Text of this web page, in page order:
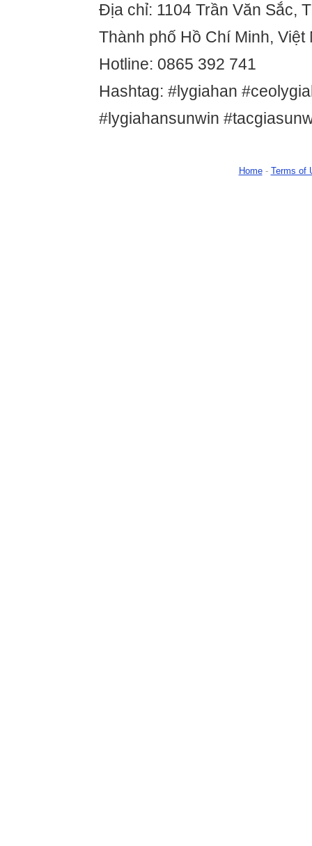
Địa chỉ: 1104 Trần Văn Sắc,
Thành phố Hồ Chí Minh, Việt
Hotline: 0865 392 741
Hashtag: #lygiahan
#lygiahansunwin
Home- Terms of